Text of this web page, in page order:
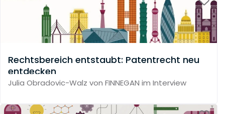
Rechtsbereich entstaubt: Patentrecht neu
entdecken
Julia Obradovic-Walz von FINNEGAN im Interview